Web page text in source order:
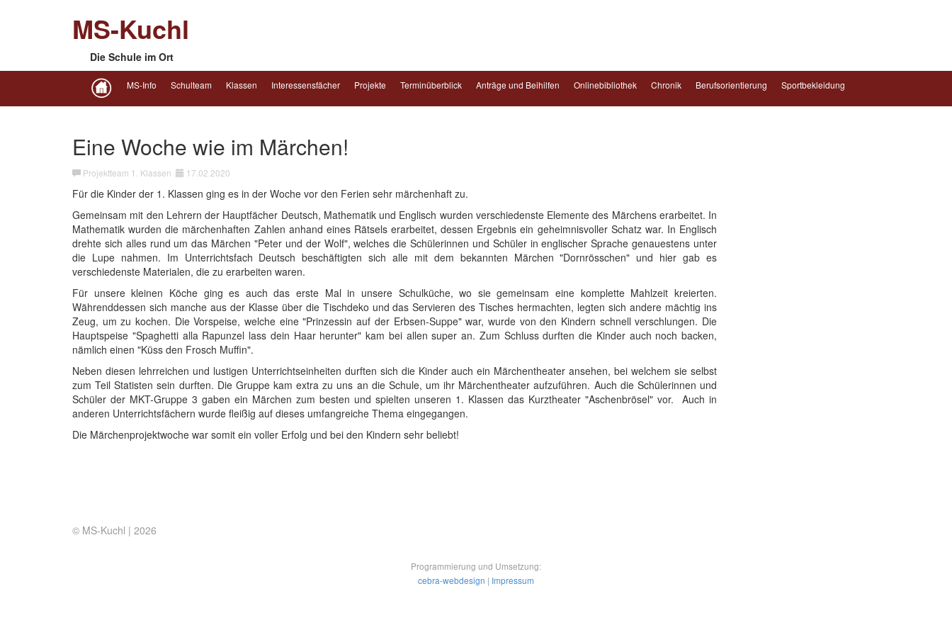
MS-Kuchl
Die Schule im Ort
MS-Info Schulteam Klassen Interessensfächer Projekte Terminüberblick Anträge und Beihilfen Onlinebibliothek Chronik Berufsorientierung Sportbekleidung
Eine Woche wie im Märchen!
Projektteam 1. Klassen 17.02.2020
Für die Kinder der 1. Klassen ging es in der Woche vor den Ferien sehr märchenhaft zu.
Gemeinsam mit den Lehrern der Hauptfächer Deutsch, Mathematik und Englisch wurden verschiedenste Elemente des Märchens erarbeitet. In
Mathematik wurden die märchenhaften Zahlen anhand eines Rätsels erarbeitet, dessen Ergebnis ein geheimnisvoller Schatz war. In Englisch
drehte sich alles rund um das Märchen "Peter und der Wolf", welches die Schülerinnen und Schüler in englischer Sprache genauestens unter
die Lupe nahmen. Im Unterrichtsfach Deutsch beschäftigten sich alle mit dem bekannten Märchen "Dornrösschen" und hier gab es
verschiedenste Materialen, die zu erarbeiten waren.
Für unsere kleinen Köche ging es auch das erste Mal in unsere Schulküche, wo sie gemeinsam eine komplette Mahlzeit kreierten.
Währenddessen sich manche aus der Klasse über die Tischdeko und das Servieren des Tisches hermachten, legten sich andere mächtig ins
Zeug, um zu kochen. Die Vorspeise, welche eine "Prinzessin auf der Erbsen-Suppe" war, wurde von den Kindern schnell verschlungen. Die
Hauptspeise "Spaghetti alla Rapunzel lass dein Haar herunter" kam bei allen super an. Zum Schluss durften die Kinder auch noch backen,
nämlich einen "Küss den Frosch Muffin".
Neben diesen lehrreichen und lustigen Unterrichtseinheiten durften sich die Kinder auch ein Märchentheater ansehen, bei welchem sie selbst
zum Teil Statisten sein durften. Die Gruppe kam extra zu uns an die Schule, um ihr Märchentheater aufzuführen. Auch die Schülerinnen und
Schüler der MKT-Gruppe 3 gaben ein Märchen zum besten und spielten unseren 1. Klassen das Kurztheater "Aschenbrösel" vor. Auch in
anderen Unterrichtsfächern wurde fleißig auf dieses umfangreiche Thema eingegangen.
Die Märchenprojektwoche war somit ein voller Erfolg und bei den Kindern sehr beliebt!
© MS-Kuchl | 2026
Programmierung und Umsetzung:
cebra-webdesign | Impressum